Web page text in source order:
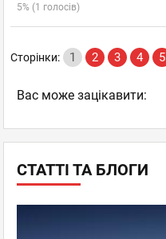
СТАТТІ ТА БЛОГИ
5% (1 голосів)
Сторінки: 1 2 3 4 5
Вас може зацікавити: